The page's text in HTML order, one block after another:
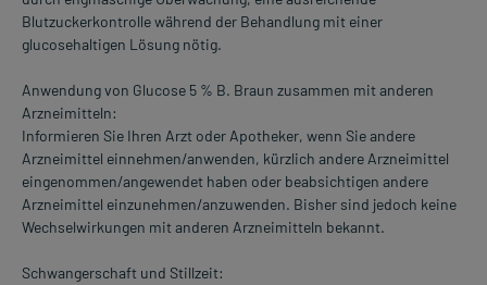
Blutzuckerkontrolle während der Behandlung mit einer
glucosehaltigen Lösung nötig.
Anwendung von Glucose 5 % B. Braun zusammen mit anderen
Arzneimitteln:
Informieren Sie Ihren Arzt oder Apotheker, wenn Sie andere
Arzneimittel einnehmen/anwenden, kürzlich andere Arzneimittel
eingenommen/angewendet haben oder beabsichtigen andere
Arzneimittel einzunehmen/anzuwenden. Bisher sind jedoch keine
Wechselwirkungen mit anderen Arzneimitteln bekannt.
Schwangerschaft und Stillzeit: